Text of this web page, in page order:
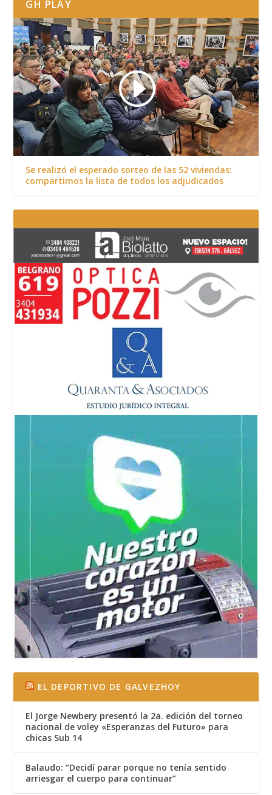
GH PLAY
Se realizó el esperado sorteo de las 52 viviendas:
compartimos la lista de todos los adjudicados
EL DEPORTIVO DE GALVEZHOY
El Jorge Newbery presentó la 2a. edición del torneo
nacional de voley «Esperanzas del Futuro» para
chicas Sub 14
Balaudo: “Decidí parar porque no tenía sentido
arriesgar el cuerpo para continuar”